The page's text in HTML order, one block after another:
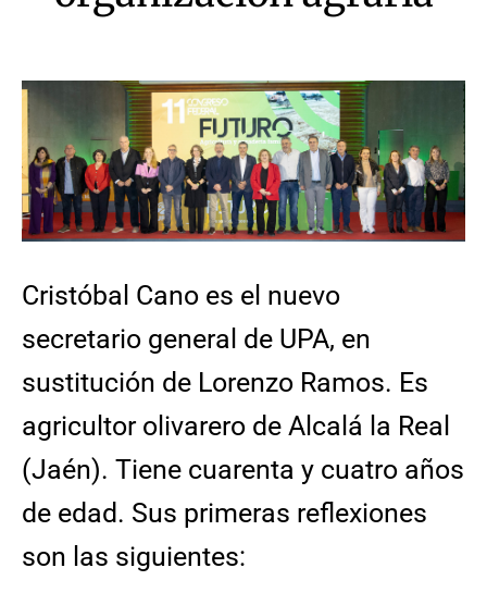
Cristóbal Cano es el nuevo
secretario general de UPA, en
sustitución de Lorenzo Ramos. Es
agricultor olivarero de Alcalá la Real
(Jaén). Tiene cuarenta y cuatro años
de edad. Sus primeras reflexiones
son las siguientes: